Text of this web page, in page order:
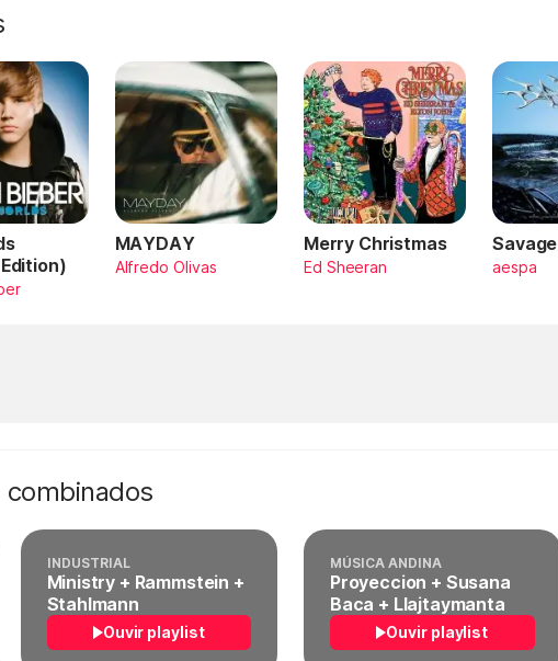
MAYDAY
Alfredo Olivas
Merry Christmas
Ed Sheeran
Savage
aespa
INDUSTRIAL
Ministry + Rammstein +
Stahlmann
Ouvir playlist
MÚSICA ANDINA
Proyeccion + Susana
Baca + Llajtaymanta
Ouvir playlist